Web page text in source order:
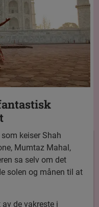
keiser Shah
Mumtaz Mahal,
sa selv om det
solen og månen til at
de vakreste i